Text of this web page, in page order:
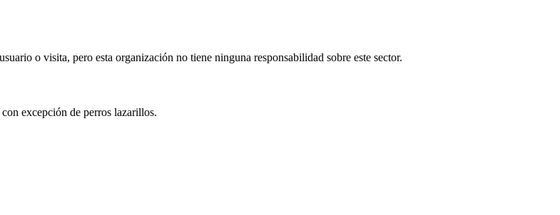
o visita, pero esta organización no tiene ninguna responsabilidad sobre este sector.
excepción de perros lazarillos.